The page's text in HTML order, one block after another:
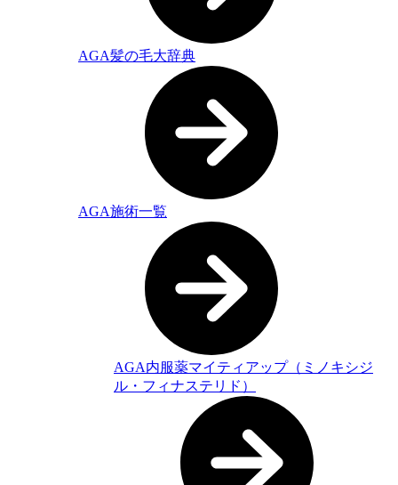
AGA髪の毛大辞典
AGA施術一覧
AGA内服薬マイティアップ（ミノキシジ
ル・フィナステリド）